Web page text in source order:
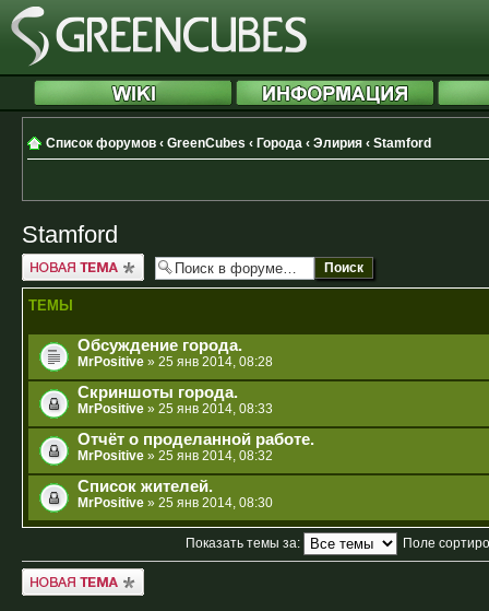
Список форумов ‹ GreenCubes ‹ Города ‹ Элирия ‹ Stamford
Stamford
Новая тема
ТЕМЫ
Обсуждение города.
MrPositive » 25 янв 2014, 08:28
Скриншоты города.
MrPositive » 25 янв 2014, 08:33
Отчёт о проделанной работе.
MrPositive » 25 янв 2014, 08:32
Список жителей.
MrPositive » 25 янв 2014, 08:30
Показать темы за: Поле
Новая тема